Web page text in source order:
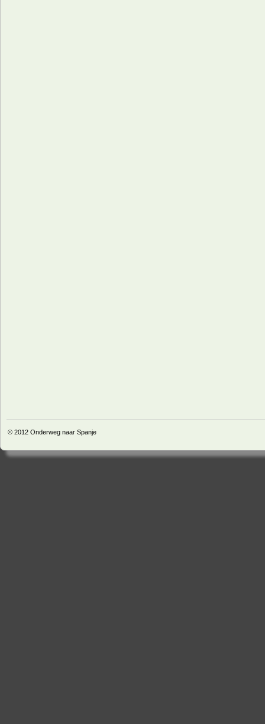
© 2012 Onderweg naar Spanje